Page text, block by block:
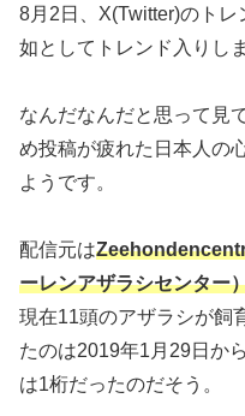
8月2日、X(Twitter)のトレ
如としてトレンド入りし
なんだなんだと思って見
め投稿が疲れた日本人の
ようです。
配信元は
ーレンアザラシセンター
現在11頭のアザラシが飼
たのは2019年1月29日か
は1桁だったのだそう。